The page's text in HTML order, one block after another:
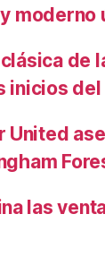
moderno
de
inicios
United
las